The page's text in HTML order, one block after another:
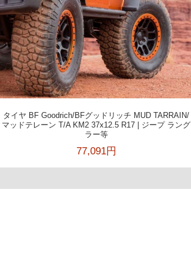
タイヤ BF Goodrich/BFグッドリッチ MUD TARRAIN/
マッドテレーン T/A KM2 37x12.5 R17 | ジープ ラング
ラー等
77,091円